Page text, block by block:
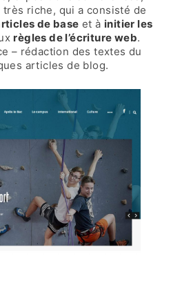
très riche, qui a consisté de
de base et à initier les
règles de l’écriture web.
– rédaction des textes du
articles de blog.